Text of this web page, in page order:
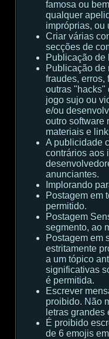
famosa ou
qualquer
impróprias, ou
Criar várias
secções de
Publicação de
Publicação de
fraudes, erros,
outras "hacks"
jogo sujo ou
e/ou
outro software
materiais e
A publicidade
contrários aos
anunciantes.
Implorando
Postagem em
permitido.
Postagem
segmento, ao
Postagem em
estritamente
a um tópico
significativas
é permitida.
Escrever
proibido. Não
letras grandes
É proibido
de 6 emojis